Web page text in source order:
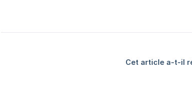
Cet article a-t-il